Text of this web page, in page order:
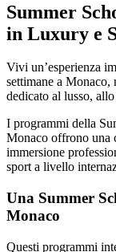
Summer
in Luxury e
Vivi un’esperienza
settimane a Monaco,
dedicato al lusso,
I programmi della
Monaco offrono una
immersione
sport a livello
Una Summer
Monaco
Questi programmi